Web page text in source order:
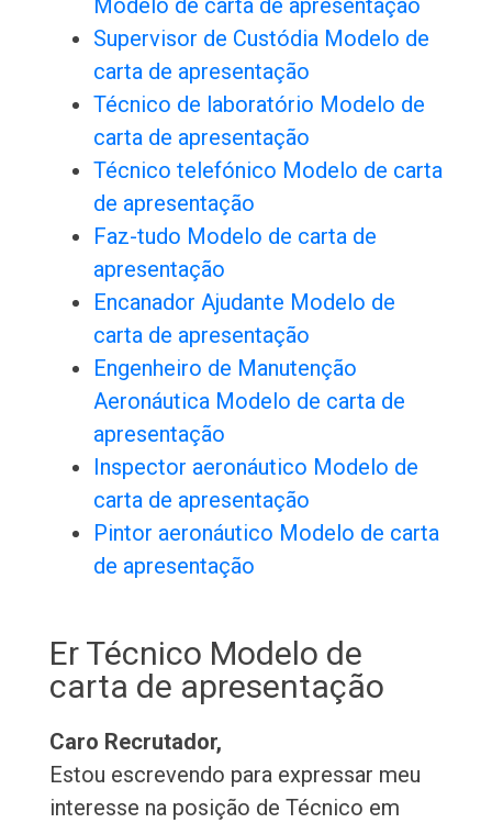
Modelo de carta de apresentação
Supervisor de Custódia Modelo de
carta de apresentação
Técnico de laboratório Modelo de
carta de apresentação
Técnico telefónico Modelo de carta
de apresentação
Faz-tudo Modelo de carta de
apresentação
Encanador Ajudante Modelo de
carta de apresentação
Engenheiro de Manutenção
Aeronáutica Modelo de carta de
apresentação
Inspector aeronáutico Modelo de
carta de apresentação
Pintor aeronáutico Modelo de carta
de apresentação
Er Técnico Modelo de
carta de apresentação
Caro Recrutador,
Estou escrevendo para expressar meu
interesse na posição de Técnico em